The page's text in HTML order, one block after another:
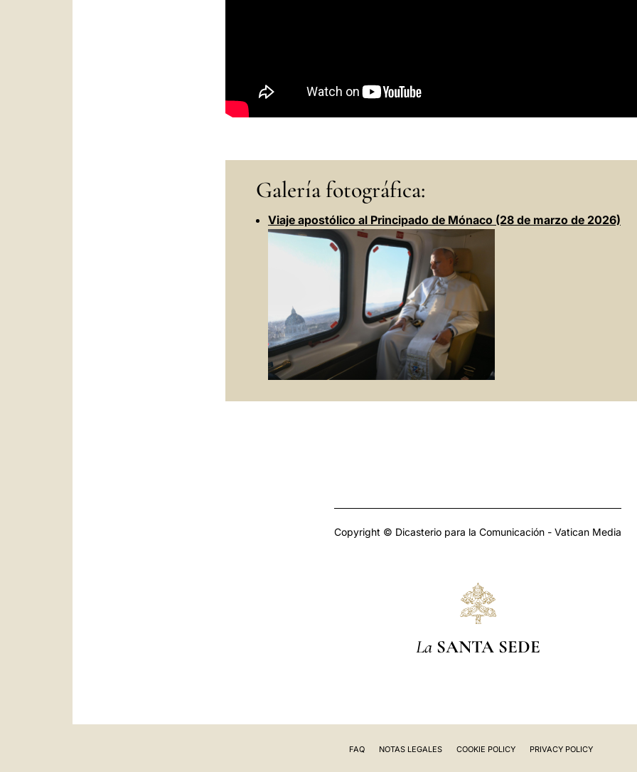
Galería fotográfica:
Viaje apostólico al Principado de Mónaco (28 de marzo de 2026)
Copyright © Dicasterio para la Comunicación - Vatican Media
La SANTA SEDE
FAQ NOTAS LEGALES COOKIE POLICY PRIVACY POLICY